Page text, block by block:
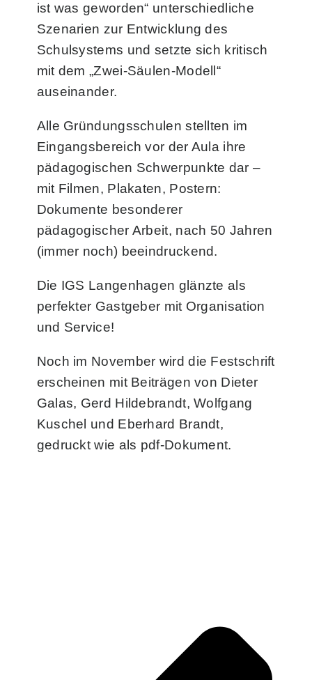
ist was geworden“ unterschiedliche
Szenarien zur Entwicklung des
Schulsystems und setzte sich kritisch
mit dem „Zwei-Säulen-Modell“
auseinander.
Alle Gründungsschulen stellten im
Eingangsbereich vor der Aula ihre
pädagogischen Schwerpunkte dar –
mit Filmen, Plakaten, Postern:
Dokumente besonderer
pädagogischer Arbeit, nach 50 Jahren
(immer noch) beeindruckend.
Die IGS Langenhagen glänzte als
perfekter Gastgeber mit Organisation
und Service!
Noch im November wird die Festschrift
erscheinen mit Beiträgen von Dieter
Galas, Gerd Hildebrandt, Wolfgang
Kuschel und Eberhard Brandt,
gedruckt wie als pdf-Dokument.